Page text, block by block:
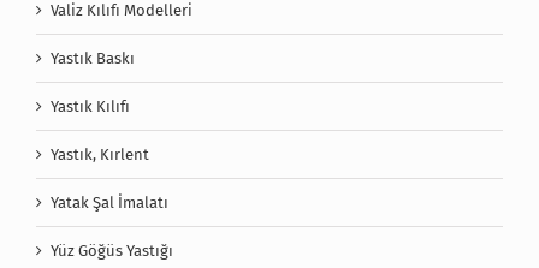
Valiz Kılıfı Modelleri
Yastık Baskı
Yastık Kılıfı
Yastık, Kırlent
Yatak Şal İmalatı
Yüz Göğüs Yastığı